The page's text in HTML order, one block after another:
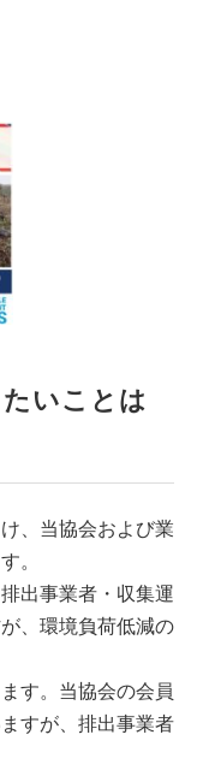
いことは
、当協会および業
。
出事業者・収集運
、環境負荷低減の
す。当協会の会員
すが、排出事業者